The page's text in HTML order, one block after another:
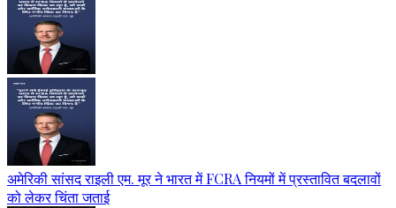
अमेरिकी सांसद राइली एम. मूर ने भारत में FCRA नियमों में प्रस्तावित बदलावों
को लेकर चिंता जताई